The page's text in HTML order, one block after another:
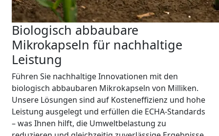
Biologisch abbaubare
Mikrokapseln für nachhaltige
Leistung
Führen Sie nachhaltige Innovationen mit den
biologisch abbaubaren Mikrokapseln von Milliken.
Unsere Lösungen sind auf Kosteneffizienz und hohe
Leistung ausgelegt und erfüllen die ECHA-Standards
– was Ihnen hilft, die Umweltbelastung zu